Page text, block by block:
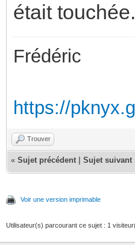
était
Frédéric
https://
Trouver
« Sujet précédent Sujet suivant
Voir une version imprimable
Utilisateur(s) parcourant ce sujet : 1